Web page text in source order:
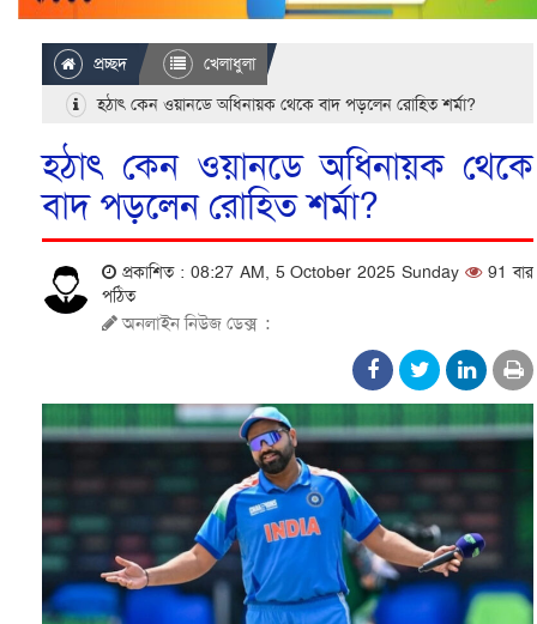
প্রচ্ছদ
খেলাধুলা
হঠাৎ কেন ওয়ানডে অধিনায়ক থেকে বাদ পড়লেন রোহিত শর্মা?
হঠাৎ কেন ওয়ানডে অধিনায়ক থেকে
বাদ পড়লেন রোহিত শর্মা?
প্রকাশিত : 08:27 AM, 5 October 2025 Sunday
91 বার
পঠিত
অনলাইন নিউজ ডেক্স :